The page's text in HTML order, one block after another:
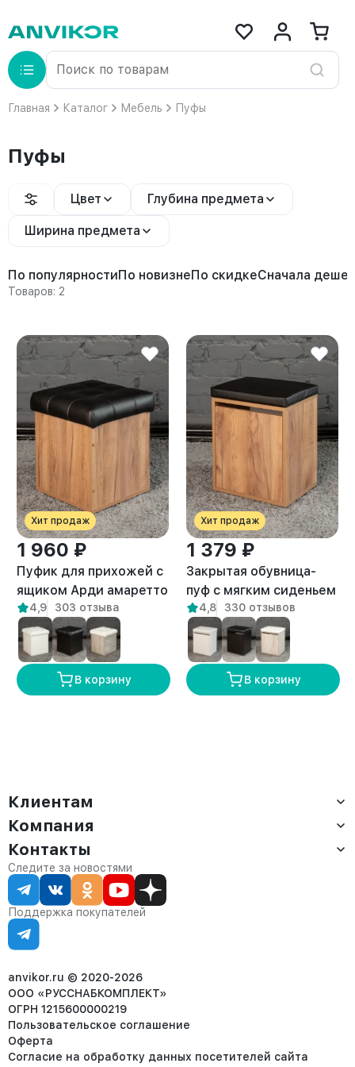
Главная Каталог Мебель Пуфы
Пуфы
Цвет Глубина предмета
Ширина предмета
По популярностиПо новизнеПо скидкеСначала
Товаров: 2
Хит продаж
1 960 ₽
Пуфик для прихожей с
ящиком Арди амаретто
4,9 303 отзыва
В корзину
Хит продаж
1 379 ₽
Закрытая обувница-
пуф с мягким сиденьем
для прихожей Вома
амаретто
4,8 330 отзывов
В корзину
Клиентам
Доставка
Оплата
Сервис
Статус заказа
Статьи
Компания
О компании
Контакты
Партнёрам
Контакты
Отдел продаж:
8 (800) 234-22-62
corp@anvikor.ru
Ежедневно, с 7:00-19:00 (МСК)
Отдел рекламации:
8 (953) 455-25-61
Следите за новостями
Поддержка покупателей
anvikor.ru © 2020-2026
ООО «РУССНАБКОМПЛЕКТ»
ОГРН 1215600000219
Пользовательское соглашение
Оферта
Согласие на обработку данных посетителей сайта